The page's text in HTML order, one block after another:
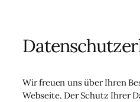
Wir freuen uns über Ihren
Webseite. Der Schutz Ihrer